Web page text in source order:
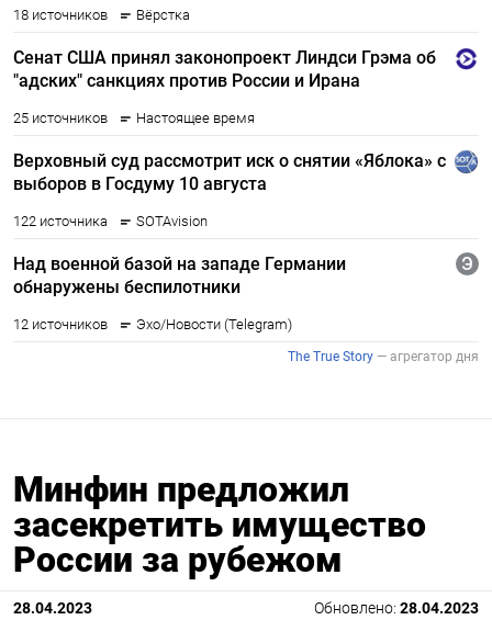
Минфин предложил
засекретить имущество
России за рубежом
28.04.2023 Обновлено: 28.04.2023